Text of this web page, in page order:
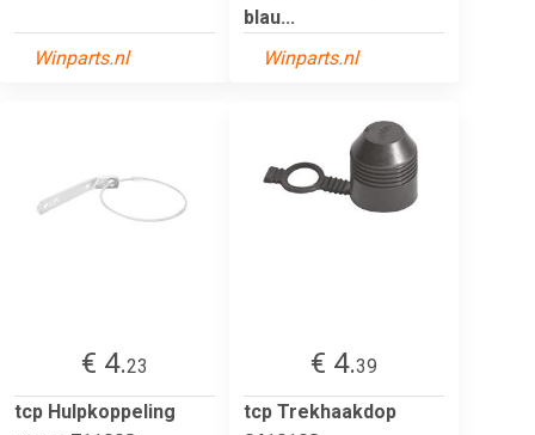
Winparts.nl
blau...
Winparts.nl
€ 4.23
tcp Hulpkoppeling
€ 4.39
tcp Trekhaakdop